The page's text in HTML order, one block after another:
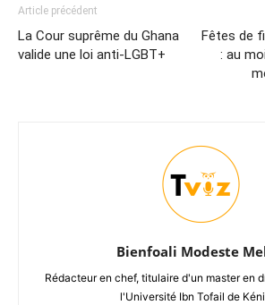
Article précédent
La Cour suprême du Ghana
valide une loi anti-LGBT+
Fêtes de
: au
Bienfoali Modeste
Rédacteur en chef, titulaire d'un master en
l'Université Ibn Tofail de